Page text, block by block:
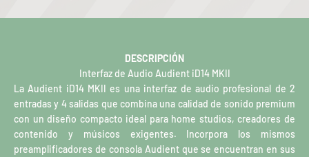
DESCRIPCIÓN
Interfaz de Audio Audient iD14 MKII
La Audient iD14 MKII es una interfaz de audio profesional de 2
entradas y 4 salidas que combina una calidad de sonido premium
con un diseño compacto ideal para home studios, creadores de
contenido y músicos exigentes. Incorpora los mismos
preamplificadores de consola Audient que se encuentran en sus